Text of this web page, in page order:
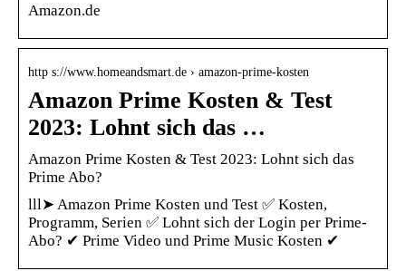
Amazon.de
http s://www.homeandsmart.de › amazon-prime-kosten
Amazon Prime Kosten & Test
2023: Lohnt sich das …
Amazon Prime Kosten & Test 2023: Lohnt sich das
Prime Abo?
lll➤ Amazon Prime Kosten und Test ✅ Kosten,
Programm, Serien ✅ Lohnt sich der Login per Prime-
Abo? ✔ Prime Video und Prime Music Kosten ✔